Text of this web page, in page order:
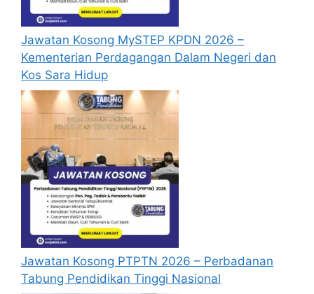
membaiki atau meningkatkan lagi rumah
atau flat yang telah dibina atau
dibangunkan oleh HDC.
Untuk merangka dan melaksanakan skim
untuk memberi pinjaman atau apa sahaja
bentuk kewangan kepada pembeli rumah
atau hartanah lain yang dibina,
dibangunkan atau dimiliki oleh HDC.
Untuk mengurus, mengekal, membaiki,
mengubahsuai atau mentadbir mana-
mana bangunan atau hartanah yang
dimiliki sepenuhnya atau separuhnya oleh
HDC.
Untuk menyedia, merangka atau
menentukan tahap, kualiti, kriteria reka
bentuk, buatan atau kerja-kerja
kejuruteraan untuk beberapa kategori
Jawatan Kosong MySTEP KPDN 2026 –
Kementerian Perdagangan Dalam Negeri dan
Kos Sara Hidup
Jawatan Kosong PTPTN 2026 – Perbadanan
Tabung Pendidikan Tinggi Nasional